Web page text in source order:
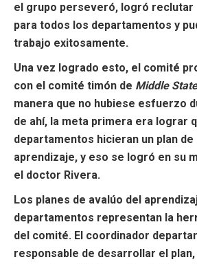
el grupo perseveró, logró reclutar
para todos los departamentos y
trabajo exitosamente.
Una vez logrado esto, el comité
con el comité timón de Middle
manera que no hubiese esfuerzo
de ahí, la meta primera era lograr
departamentos hicieran un plan de
aprendizaje, y eso se logró en su
el doctor Rivera.
Los planes de avalúo del
departamentos representan la
del comité. El coordinador
responsable de desarrollar el